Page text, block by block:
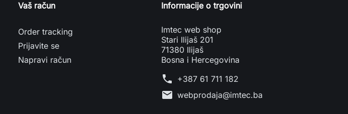
Vaš račun
Order tracking
Prijavite se
Napravi račun
Informacije o trgovini
Imtec web shop
Stari Ilijaš 201
71380 Ilijaš
Bosna i Hercegovina
phone +387 61 711 182
mail webprodaja@imtec.ba